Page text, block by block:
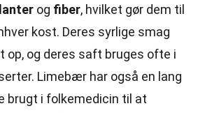
og fiber, hvilket gør dem til
kost. Deres syrlige smag
op, og deres saft bruges ofte i
Limebær har også en lang
brugt i folkemedicin til at